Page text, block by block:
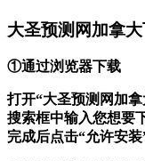
大圣预测网加拿
①通过浏览器下载
打开“大圣预测网加
搜索框中输入您想要
完成后点击“允许安装